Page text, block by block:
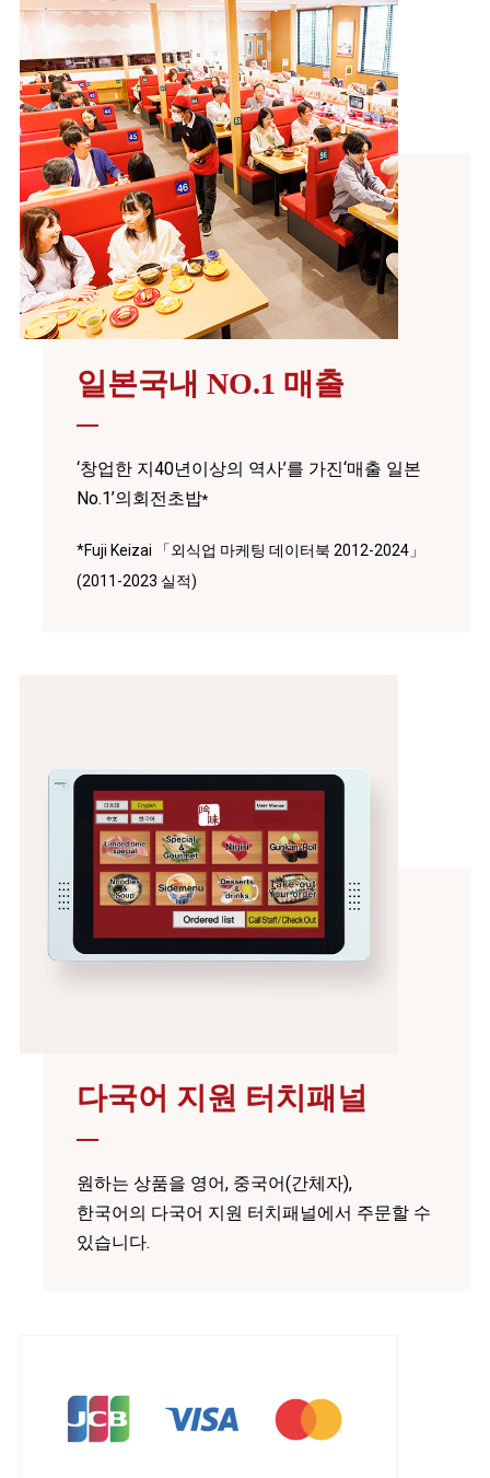
일본국내 NO.1 매출
‘창업한 지40년이상의 역사’를 가진‘매출 일본
No.1’의회전초밥*
*Fuji Keizai 「외식업 마케팅 데이터북 2012-2024」
(2011-2023 실적)
다국어 지원 터치패널
원하는 상품을 영어, 중국어(간체자),
한국어의 다국어 지원 터치패널에서 주문할 수
있습니다.